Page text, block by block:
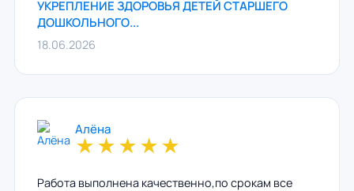
УКРЕПЛЕНИЕ ЗДОРОВЬЯ ДЕТЕЙ СТАРШЕГО
ДОШКОЛЬНОГО...
18.06.2026
Алёна
★★★★★
Работа выполнена качественно,по срокам все